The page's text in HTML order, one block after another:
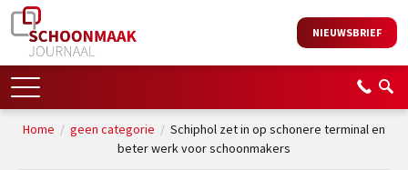
NIEUWSBRIEF
Home / geen categorie / Schiphol zet in op schonere terminal en
beter werk voor schoonmakers